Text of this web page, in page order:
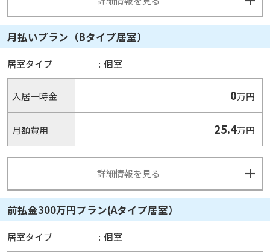
月払いプラン（Bタイプ居室）
居室タイプ : 個室
入居一時金 0万円
月額費用 25.4万円
詳細情報を見る
前払金300万円プラン(Aタイプ居室）
居室タイプ : 個室